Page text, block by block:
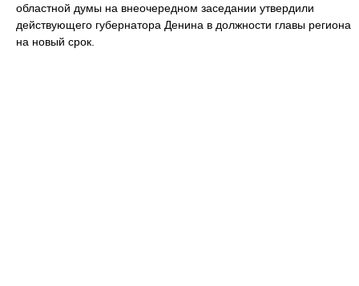
областной думы на внеочередном заседании утвердили
действующего губернатора Денина в должности главы региона
на новый срок.